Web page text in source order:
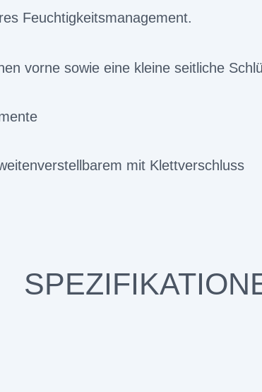
Feuchtigkeitsmanagement.
vorne sowie eine kleine seitliche
mit Klettverschluss